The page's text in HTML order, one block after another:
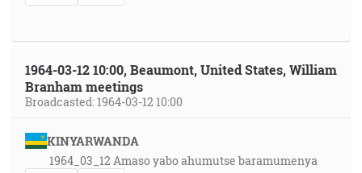
1964-03-12 10:00, Beaumont, United States, William
Branham meetings
Broadcasted: 1964-03-12 10:00
KINYARWANDA
1964_03_12 Amaso yabo ahumutse baramumenya